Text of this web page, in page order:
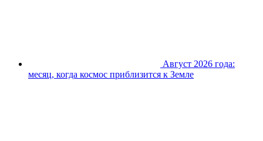
Август 2026 года:
месяц, когда космос приблизится к Земле